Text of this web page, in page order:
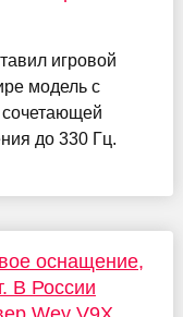
игровой
модель с
до 330 Гц.
оснащение,
В России